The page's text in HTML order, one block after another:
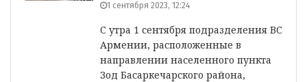
1 сентября 2023, 12:24
С утра 1 сентября подразделения ВС
Армении, расположенные в
направлении населенного пункта
Зод Басаркечарского района,